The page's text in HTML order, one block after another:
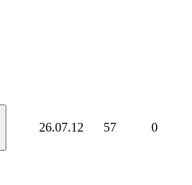
26.07.12 57 0